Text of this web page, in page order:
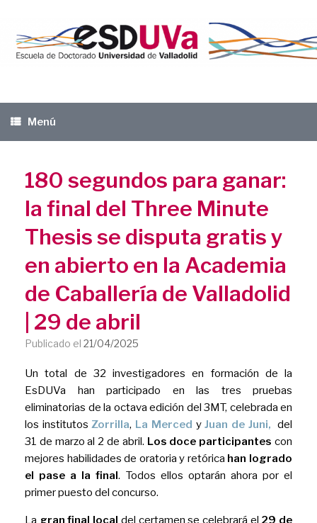
contenido
Menú
180 segundos para ganar:
la final del Three Minute
Thesis se disputa gratis y
en abierto en la Academia
de Caballería de Valladolid
| 29 de abril
Publicado el 21/04/2025
Un total de 32 investigadores en formación de la
EsDUVa han participado en las tres pruebas
eliminatorias de la octava edición del 3MT, celebrada en
los institutosZorrilla, La Merced yJuan de Juni, del
31 de marzo al 2 de abril. Los doce participantes con
mejores habilidades de oratoria y retórica han logrado
el pase a la final. Todos ellos optarán ahora por el
primer puesto del concurso.
La gran final local del certamen se celebrará el 29 de